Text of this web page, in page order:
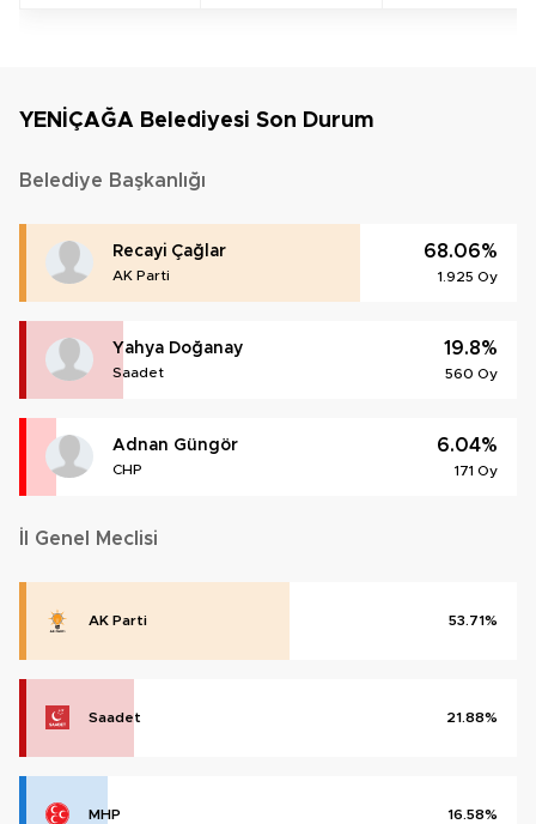
YENİÇAĞA Belediyesi Son Durum
Belediye Başkanlığı
Recayi Çağlar
AK Parti
68.06%
1.925 Oy
Yahya Doğanay
Saadet
19.8%
560 Oy
Adnan Güngör
CHP
6.04%
171 Oy
İl Genel Meclisi
AK Parti 53.71%
Saadet 21.88%
MHP 16.58%